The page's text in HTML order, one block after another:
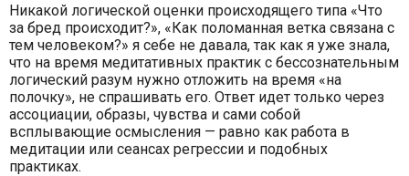
Никакой логической оценки происходящего типа «Что
за бред происходит?», «Как поломанная ветка связана с
тем человеком?» я себе не давала, так как я уже знала,
что на время медитативных практик с бессознательным
логический разум нужно отложить на время «на
полочку», не спрашивать его. Ответ идет только через
ассоциации, образы, чувства и сами собой
всплывающие осмысления — равно как работа в
медитации или сеансах регрессии и подобных
практиках.